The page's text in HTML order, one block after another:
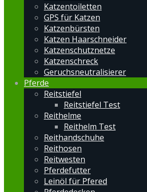
Katzentoiletten
GPS für Katzen
Katzenbürsten
Katzen Haarschneider
Katzenschutznetze
Katzenschreck
Geruchsneutralisierer
Pferde
Reitstiefel
Reitstiefel Test
Reithelme
Reithelm Test
Reithandschuhe
Reithosen
Reitwesten
Pferdefutter
Leinöl für Pfered